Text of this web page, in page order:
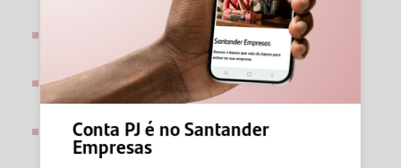
entrega regular de EPIs adequados;
treinamentos periódicos;
registros de uso e substituição de
equipamentos;
Conta PJ é no Santander
Empresas